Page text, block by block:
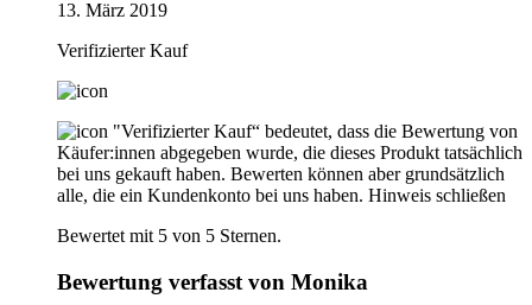
13. März 2019
Verifizierter Kauf
"Verifizierter Kauf“ bedeutet, dass die Bewertung von
Käufer:innen abgegeben wurde, die dieses Produkt tatsächlich
bei uns gekauft haben. Bewerten können aber grundsätzlich
alle, die ein Kundenkonto bei uns haben. Hinweis schließen
Bewertet mit 5 von 5 Sternen.
Bewertung verfasst von Monika